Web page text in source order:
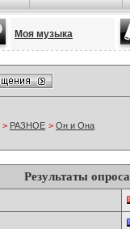
Моя музыка
> РАЗНОЕ > Он и Она
Результаты опроса